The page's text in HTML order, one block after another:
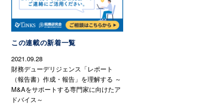
この連載の新着一覧
2021.09.28
財務デューデリジェンス「レポート
（報告書）作成・報告」を理解する ～
M&Aをサポートする専門家に向けたア
ドバイス～